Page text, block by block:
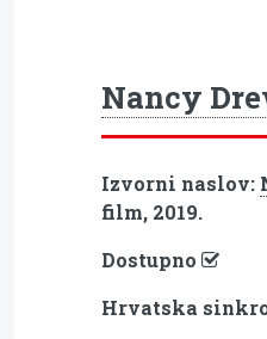
Nancy
Izvorni naslov:
film, 2019.
Dostupno
Hrvatska